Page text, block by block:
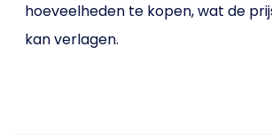
hoeveelheden te kopen, wat de
kan verlagen.